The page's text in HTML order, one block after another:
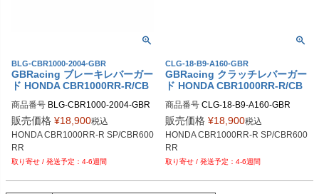
BLG-CBR1000-2004-GBR
GBRacing ブレーキレバーガー
ド HONDA CBR1000RR-R/CB
商品番号 BLG-CBR1000-2004-GBR
gbr_BLG-CBR1000-2004-GBR
販売価格 ¥18,900税込
HONDA CBR1000RR-R SP/CBR600
RR
4-6週間
CLG-18-B9-A160-GBR
GBRacing クラッチレバーガー
ド HONDA CBR1000RR-R/CB
商品番号 CLG-18-B9-A160-GBR
gbr_CLG-18-B9-A160-GBR
販売価格 ¥18,900税込
HONDA CBR1000RR-R SP/CBR600
RR
4-6週間